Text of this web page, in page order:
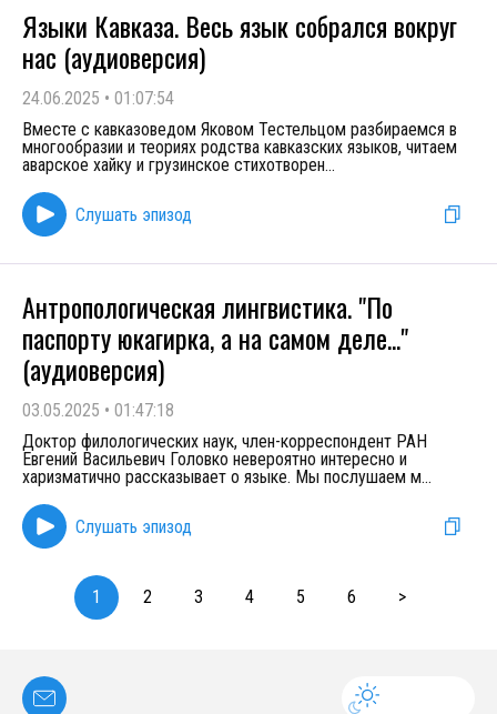
Языки Кавказа. Весь язык собрался вокруг
нас (аудиоверсия)
24.06.2025 • 01:07:54
Вместе с кавказоведом Яковом Тестельцом разбираемся в
многообразии и теориях родства кавказских языков, читаем
аварское хайку и грузинское стихотворен...
Слушать эпизод
Антропологическая лингвистика. "По
паспорту юкагирка, а на самом деле..."
(аудиоверсия)
03.05.2025 • 01:47:18
Доктор филологических наук, член-корреспондент РАН
Евгений Васильевич Головко невероятно интересно и
харизматично рассказывает о языке. Мы послушаем м...
Слушать эпизод
1 2 3 4 5 6 >